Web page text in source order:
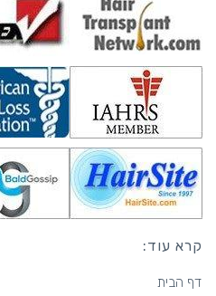
קרא עוד:
דף הבית